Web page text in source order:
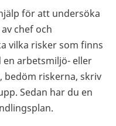
för att undersöka
chef och
vilka risker som finns
en arbetsmiljö- eller
bedöm riskerna, skriv
Sedan har du en